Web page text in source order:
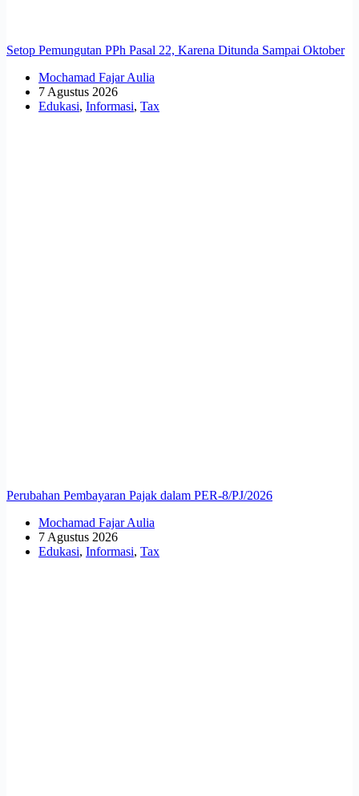
Setop Pemungutan PPh Pasal 22, Karena Ditunda Sampai Oktober
Mochamad Fajar Aulia
7 Agustus 2026
Edukasi, Informasi, Tax
Perubahan Pembayaran Pajak dalam PER-8/PJ/2026
Mochamad Fajar Aulia
7 Agustus 2026
Edukasi, Informasi, Tax